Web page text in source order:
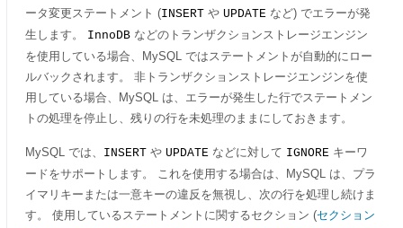
ータ変更ステートメント (INSERT や UPDATE など) でエラーが発
生します。 InnoDB などのトランザクションストレージエンジン
を使用している場合、MySQL ではステートメントが自動的にロー
ルバックされます。 非トランザクションストレージエンジンを使
用している場合、MySQL は、エラーが発生した行でステートメン
トの処理を停止し、残りの行を未処理のままにしておきます。
MySQL では、 INSERT や UPDATE などに対して IGNORE キーワ
ードをサポートします。 これを使用する場合は、MySQL は、プラ
イマリキーまたは一意キーの違反を無視し、次の行を処理し続けま
す。 使用しているステートメントに関するセクション (セクション